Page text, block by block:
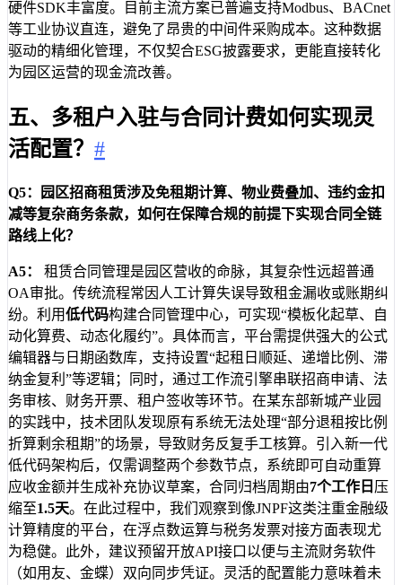
硬件SDK丰富度。目前主流方案已普遍支持Modbus、BACnet
等工业协议直连，避免了昂贵的中间件采购成本。这种数据
驱动的精细化管理，不仅契合ESG披露要求，更能直接转化
为园区运营的现金流改善。
五、多租户入驻与合同计费如何实现灵
活配置？ #
Q5：园区招商租赁涉及免租期计算、物业费叠加、违约金扣
减等复杂商务条款，如何在保障合规的前提下实现合同全链
路线上化？
A5：
租赁合同管理是园区营收的命脉，其复杂性远超普通
OA审批。传统流程常因人工计算失误导致租金漏收或账期纠
纷。利用低代码构建合同管理中心，可实现“模板化起草、自
动化算费、动态化履约”。具体而言，平台需提供强大的公式
编辑器与日期函数库，支持设置“起租日顺延、递增比例、滞
纳金复利”等逻辑；同时，通过工作流引擎串联招商申请、法
务审核、财务开票、租户签收等环节。在某东部新城产业园
的实践中，技术团队发现原有系统无法处理“部分退租按比例
折算剩余租期”的场景，导致财务反复手工核算。引入新一代
低代码架构后，仅需调整两个参数节点，系统即可自动重算
应收金额并生成补充协议草案，合同归档周期由7个工作日 压
缩至1.5天。在此过程中，我们观察到像JNPF这类注重金融级
计算精度的平台，在浮点数运算与税务发票对接方面表现尤
为稳健。此外，建议预留开放API接口以便与主流财务软件
（如用友、金蝶）双向同步凭证。灵活的配置能力意味着未